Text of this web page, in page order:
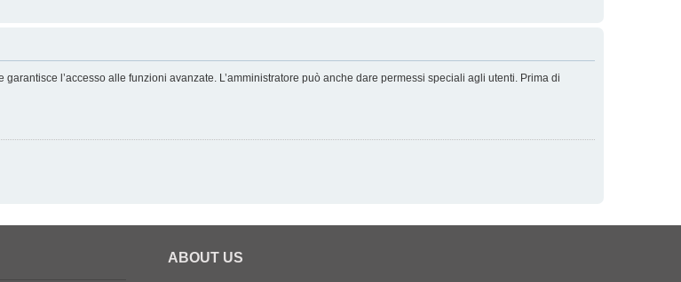
l’accesso alle funzioni avanzate. L’amministratore può anche dare permessi speciali agli utenti. Prima di
ABOUT US